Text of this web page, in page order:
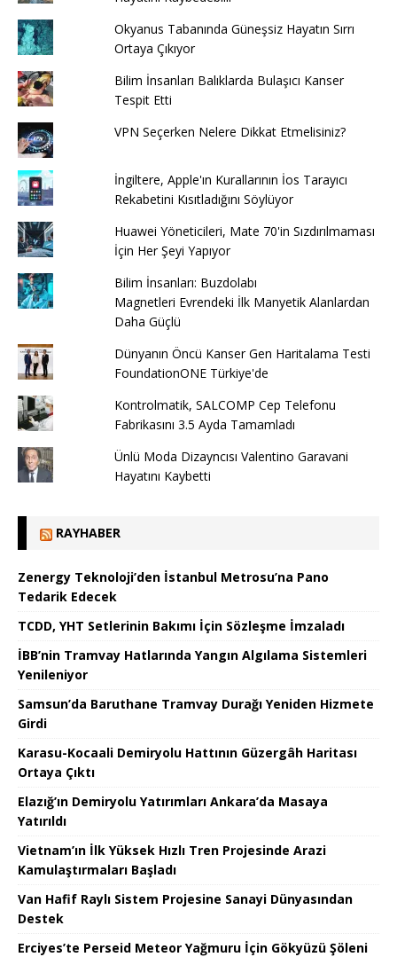
Okyanus Tabanında Güneşsiz Hayatın Sırrı
Ortaya Çıkıyor
Bilim İnsanları Balıklarda Bulaşıcı Kanser
Tespit Etti
VPN Seçerken Nelere Dikkat Etmelisiniz?
İngiltere, Apple'ın Kurallarının İos Tarayıcı
Rekabetini Kısıtladığını Söylüyor
Huawei Yöneticileri, Mate 70'in Sızdırılmaması
İçin Her Şeyi Yapıyor
Bilim İnsanları: Buzdolabı
Magnetleri Evrendeki İlk Manyetik Alanlardan
Daha Güçlü
Dünyanın Öncü Kanser Gen Haritalama Testi
FoundationONE Türkiye'de
Kontrolmatik, SALCOMP Cep Telefonu
Fabrikasını 3.5 Ayda Tamamladı
Ünlü Moda Dizayncısı Valentino Garavani
Hayatını Kaybetti
RAYHABER
Zenergy Teknoloji’den İstanbul Metrosu’na Pano
Tedarik Edecek
TCDD, YHT Setlerinin Bakımı İçin Sözleşme İmzaladı
İBB’nin Tramvay Hatlarında Yangın Algılama Sistemleri
Yenileniyor
Samsun’da Baruthane Tramvay Durağı Yeniden Hizmete
Girdi
Karasu-Kocaali Demiryolu Hattının Güzergâh Haritası
Ortaya Çıktı
Elazığ’ın Demiryolu Yatırımları Ankara’da Masaya
Yatırıldı
Vietnam’ın İlk Yüksek Hızlı Tren Projesinde Arazi
Kamulaştırmaları Başladı
Van Hafif Raylı Sistem Projesine Sanayi Dünyasından
Destek
Erciyes’te Perseid Meteor Yağmuru İçin Gökyüzü Şöleni